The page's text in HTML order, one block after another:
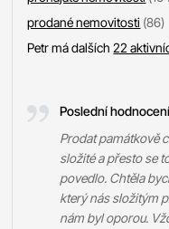
prodané nemovitosti (86)
Petr má dalších22
Poslední
Prodat památkově
složité a přesto se
povedlo. Chtěla
který nás složitým
nám byl oporou.